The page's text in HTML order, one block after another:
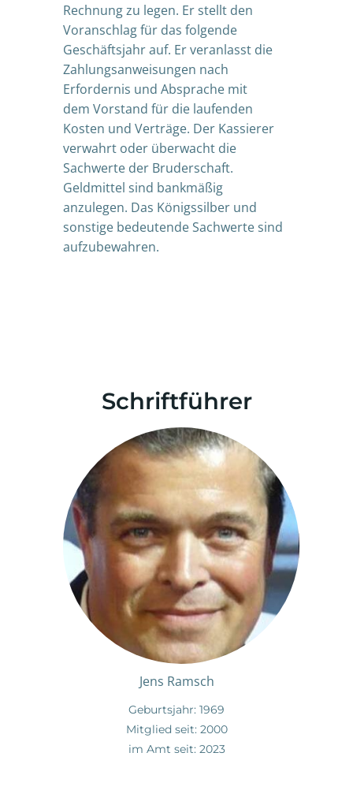
Rechnung zu legen. Er stellt den
Voranschlag für das folgende
Geschäftsjahr auf. Er veranlasst die
Zahlungsanweisungen nach
Erfordernis und Absprache mit
dem Vorstand für die laufenden
Kosten und Verträge. Der Kassierer
verwahrt oder überwacht die
Sachwerte der Bruderschaft.
Geldmittel sind bankmäßig
anzulegen. Das Königssilber und
sonstige bedeutende Sachwerte sind
aufzubewahren.
Schriftführer
Jens Ramsch
Geburtsjahr: 1969
Mitglied seit: 2000
im Amt seit: 2023